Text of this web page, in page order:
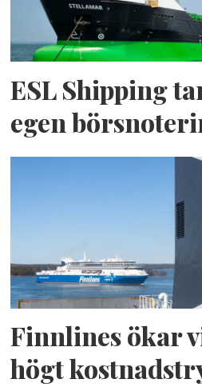
ESL Shipping
egen
Finnlines ökar
högt